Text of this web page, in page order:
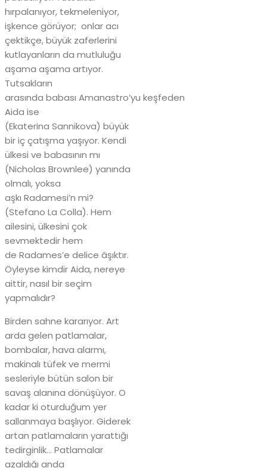
hırpalanıyor, tekmeleniyor,
işkence görüyor; onlar acı
çektikçe, büyük zaferlerini
kutlayanların da mutluluğu
aşama aşama artıyor.
Tutsakların
arasında babası Amanastro’yu keşfeden
Aida ise
(Ekaterina Sannikova) büyük
bir iç çatışma yaşıyor. Kendi
ülkesi ve babasının mı
(Nicholas Brownlee) yanında
olmalı, yoksa
aşkı Radamesi’n mi?
(Stefano La Colla). Hem
ailesini, ülkesini çok
sevmektedir hem
de Radames’e delice âşıktır.
Öyleyse kimdir Aida, nereye
aittir, nasıl bir seçim
yapmalıdır?
Birden sahne kararıyor. Art
arda gelen patlamalar,
bombalar, hava alarmı,
makinalı tüfek ve mermi
sesleriyle bütün salon bir
savaş alanına dönüşüyor. O
kadar ki oturduğum yer
sallanmaya başlıyor. Giderek
artan patlamaların yarattığı
tedirginlik… Patlamalar
azaldığı anda